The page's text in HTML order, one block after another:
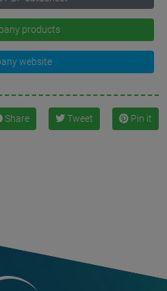
products
website
Share Tweet Pin it